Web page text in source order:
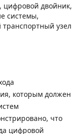
цифровой двойник,
системы,
узел
которым должен
что
цифровой